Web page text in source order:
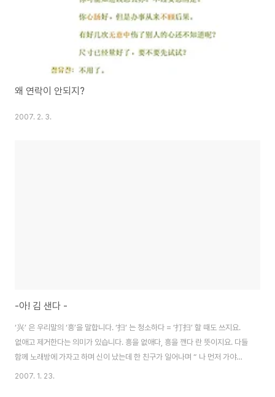
왜 연락이 안되지?
2007. 2. 3.
-아! 김 샌다 -
‘兴’ 은 우리말의 ‘흥’을 말합니다. ‘扫’ 는 청소하다 = ‘打扫’ 할 때도 쓰지요.
없애고 제거한다는 의미가 있습니다. 흥을 없애다, 흥을 깬다 란 뜻이지요. 다들
함께 노래방에 가자고 하며 신이 났는데 한 친구가 일어나며 “ 나 먼저 가야겠
어” 이러면 분위기 썰렁해지겠죠? 이럴 때 쓸 수 있는 말이에요. (대사) “她请
2007. 1. 23.